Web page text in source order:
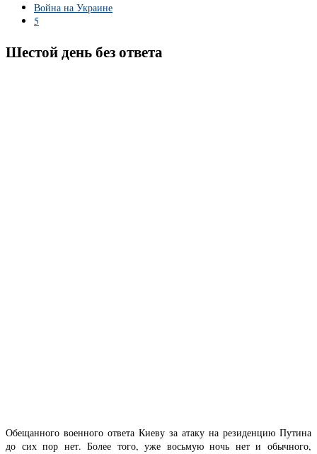
Война на Украине
5
Шестой день без ответа
Обещанного военного ответа Киеву за атаку на резиденцию Путина
до сих пор нет. Более того, уже восьмую ночь нет и обычного,